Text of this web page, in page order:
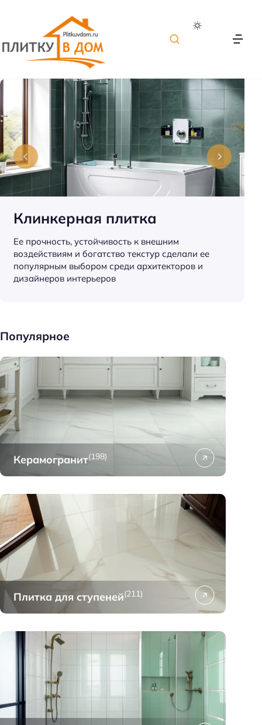
т
к
а
д
л
а
Клинкерная плитка
Ее прочность, устойчивость к внешним
воздействиям и богатство текстур сделали ее
популярным выбором среди архитекторов и
дизайнеров интерьеров
Популярное
Керамогранит(198)
Плитка для ступеней(211)